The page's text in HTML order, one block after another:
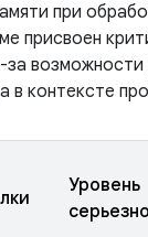
при
присвоен
за возможности
в контексте
Уровень